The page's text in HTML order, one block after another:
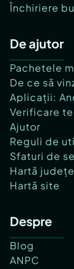
Închiriere
De ajutor
Pachetele
De ce să
Aplicații:
Verificare
Ajutor
Reguli de
Sfaturi de
Hartă
Hartă site
Despre
Blog
ANPC